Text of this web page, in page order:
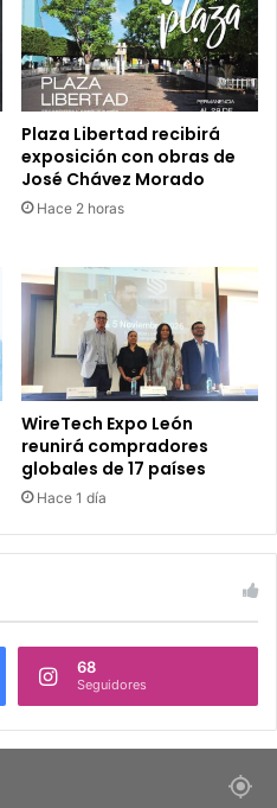
Plaza Libertad recibirá
exposición con obras de
José Chávez Morado
Hace 2 horas
WireTech Expo León
reunirá compradores
globales de 17 países
Hace 1 día
68
Seguidores